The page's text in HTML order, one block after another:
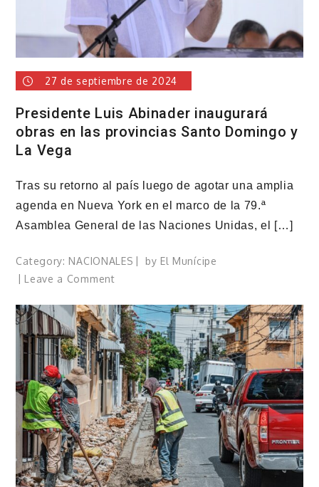
Policía
Nacional
27 de septiembre de 2024
Presidente Luis Abinader inaugurará
obras en las provincias Santo Domingo y
La Vega
Tras su retorno al país luego de agotar una amplia
agenda en Nueva York en el marco de la 79.ª
Asamblea General de las Naciones Unidas, el […]
Category: NACIONALES by El Munícipe
Leave a Commenton
Luis
Abinader
inaugurará
obras
en
las
provincias
Santo
Domingo
y
La